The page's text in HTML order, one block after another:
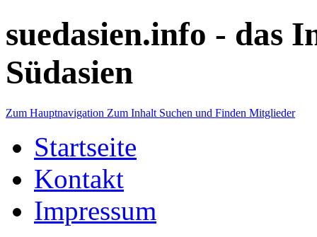
suedasien.info - das
Südasien
Zum Hauptnavigation Zum Inhalt Suchen und Finden Mitglieder
Startseite
Kontakt
Impressum